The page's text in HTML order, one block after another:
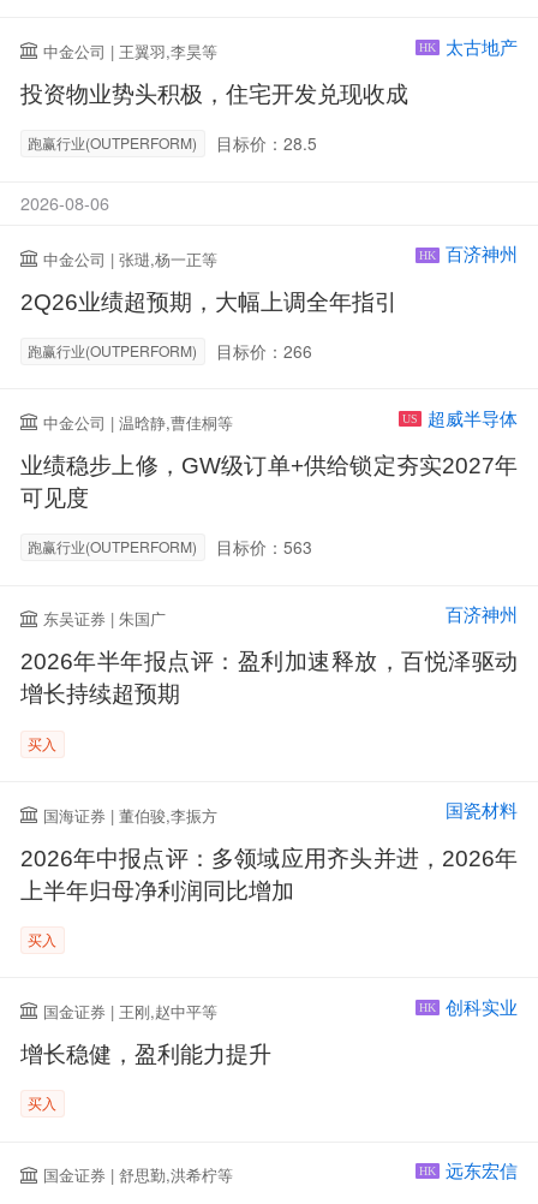
中金公司 | 王翼羽,李昊等 HK 太古地产
投资物业势头积极，住宅开发兑现收成
跑赢行业(OUTPERFORM) 目标价：28.5
2026-08-06
中金公司 | 张琎,杨一正等 HK 百济神州
2Q26业绩超预期，大幅上调全年指引
跑赢行业(OUTPERFORM) 目标价：266
中金公司 | 温晗静,曹佳桐等 US 超威半导体
业绩稳步上修，GW级订单+供给锁定夯实2027年
可见度
跑赢行业(OUTPERFORM) 目标价：563
东吴证券 | 朱国广 百济神州
2026年半年报点评：盈利加速释放，百悦泽驱动
增长持续超预期
买入
国海证券 | 董伯骏,李振方 国瓷材料
2026年中报点评：多领域应用齐头并进，2026年
上半年归母净利润同比增加
买入
国金证券 | 王刚,赵中平等 HK 创科实业
增长稳健，盈利能力提升
买入
国金证券 | 舒思勤,洪希柠等 HK 远东宏信